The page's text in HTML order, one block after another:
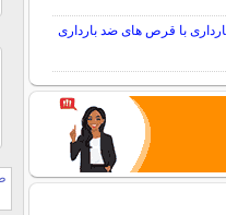
با قرص های ضد بارداری